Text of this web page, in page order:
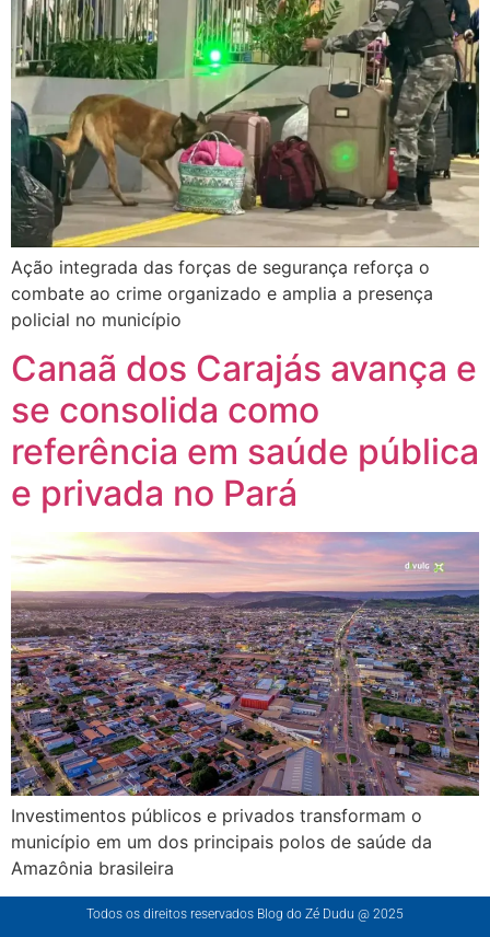
Ação integrada das forças de segurança reforça o
combate ao crime organizado e amplia a presença
policial no município
Canaã dos Carajás avança e
se consolida como
referência em saúde pública
e privada no Pará
Investimentos públicos e privados transformam o
município em um dos principais polos de saúde da
Amazônia brasileira
Todos os direitos reservados Blog do Zé Dudu @ 2025